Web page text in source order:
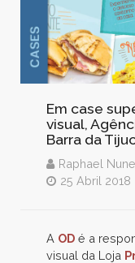
Em case
visual,
Barra da
Raphael
25 Abril 2018
A OD é a
visual da Loja